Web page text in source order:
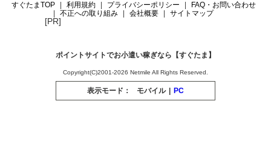
すぐたまTOP 利用規約 プライバシーポリシー
FAQ・お問い合わせ
不正への取り組み
会社概要 サイトマップ
[PR]
ポイントサイトでお小遣い稼ぎなら【すぐたま】
Copyright(C)2001-2026 Netmile All Rights Reserved.
表示モード： モバイル PC